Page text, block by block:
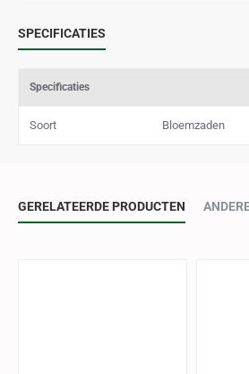
SPECIFICATIES
Specificaties
Soort Bloemzaden
GERELATEERDE PRODUCTEN